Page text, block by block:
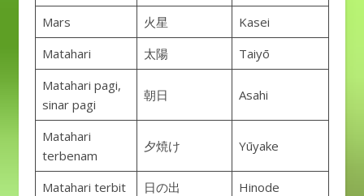
Mars
火星
Kasei
Matahari
太陽
Taiyō
Matahari pagi,
sinar pagi
朝日 Asahi
Matahari
terbenam
夕焼け Yūyake
Matahari terbit 日の出
Hinode